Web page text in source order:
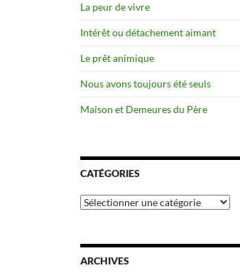
La peur de vivre
Intérêt ou détachement aimant
Le prêt animique
Nous avons toujours été seuls
Maison et Demeures du Père
CATÉGORIES
Catégories
ARCHIVES